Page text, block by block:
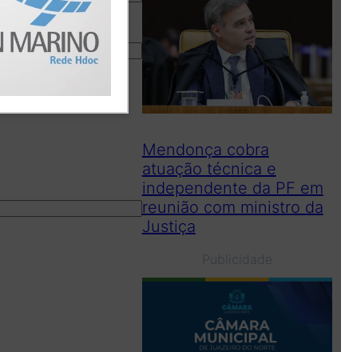
Mendonça cobra
atuação técnica e
independente da PF em
reunião com ministro da
Justiça
Publicidade